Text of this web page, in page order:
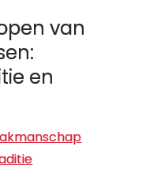
van
en